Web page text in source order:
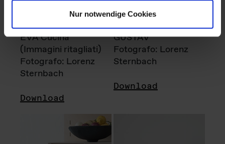
Nur notwendige Cookies
EVA Cucina
(Immagini ritagliati)
Fotografo: Lorenz
Sternbach
Download
GUSTAV
Fotografo: Lorenz
Sternbach
Download